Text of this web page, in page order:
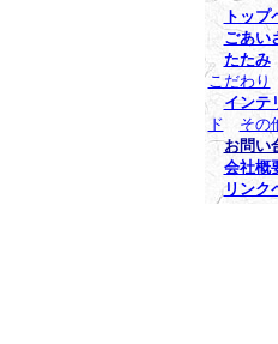
トップ
ごあい
たたみ
こだわり
インテ
ド
その
お問い
会社概
リンク